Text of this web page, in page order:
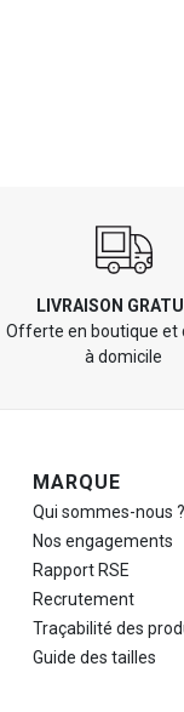
LIVRAISON
Offerte en boutique et
à domicile
Navigation de
MARQUE
Qui sommes-nous ?
Nos engagements
Rapport RSE
Recrutement
Traçabilité des
Guide des tailles